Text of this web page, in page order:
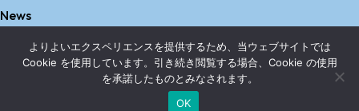
News
Contact
プライバシーポリシー
© TOKYO サステナブルツーリズム
よりよいエクスペリエンスを提供するため、当ウェブサイトでは
Cookie を使用しています。引き続き閲覧する場合、Cookie の使用
を承諾したものとみなされます。
OK